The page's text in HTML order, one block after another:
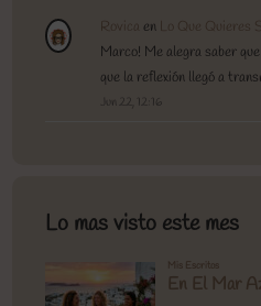
Rovica en Lo Que Quieres
Marco! Me alegra saber
que la reflexión llegó a
Jun 22, 12:16
Lo mas visto este mes